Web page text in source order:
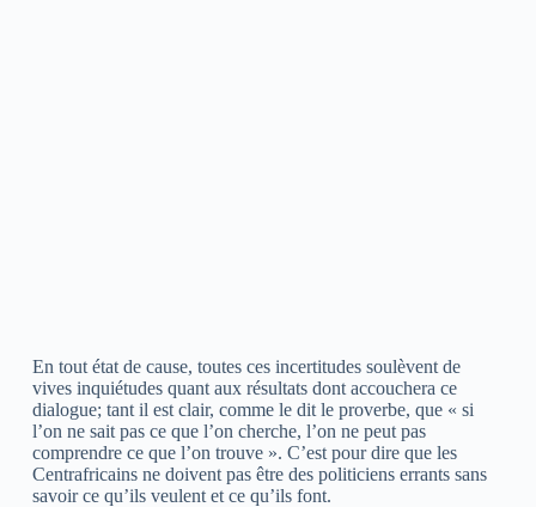
En tout état de cause, toutes ces incertitudes soulèvent de
vives inquiétudes quant aux résultats dont accouchera ce
dialogue; tant il est clair, comme le dit le proverbe, que « si
l’on ne sait pas ce que l’on cherche, l’on ne peut pas
comprendre ce que l’on trouve ». C’est pour dire que les
Centrafricains ne doivent pas être des politiciens errants sans
savoir ce qu’ils veulent et ce qu’ils font.